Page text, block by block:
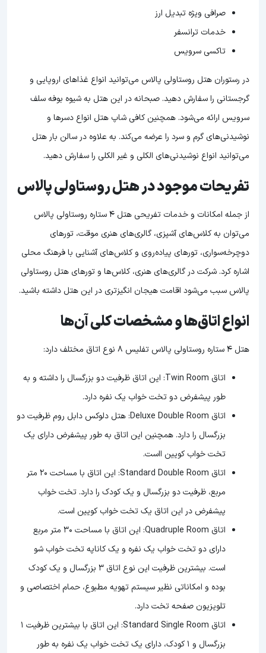
صرافی ویژه تبدیل ارز
خدمات ترانسفر
تاکسی سرویس
در رستوران هتل روستاولی پالاس می‌توانید انواع غذاهای اروپایی و
گرجستانی را سفارش دهید. صبحانه در این هتل به شیوه بوفه سلف
سرویس ارائه می‌شود. همچنین کافی شاپ هتل انواع دسرها و
نوشیدنی‌های گرم و سرد را عرضه می‌کند. به علاوه در سالن بار هتل
می‌توانید انواع نوشیدنی‌های الکلی و غیر الکلی را سفارش دهید.
تفریحات موجود در هتل روستاولی پالاس
از جمله امکانات و خدمات تفریحی هتل 4 ستاره روستاولی پالاس
می‌توان به کلاس‌های آشپزی، گالری‌های هنری موقت، تورهای
دوچرخه‌سواری، تورهای پیاده‌روی و کلاس‌های آشنایی با فرهنگ محلی
اشاره کرد. شرکت در گالری‌های هنری، کلاس‌ها و تورهای هتل روستاولی
پالاس سبب می‌شود اقامت هیجان انگیزتری در این هتل داشته باشید.
انواع اتاق‌ها و مشخصات کلی آن‌ها
هتل 4 ستاره روستاولی پالاس تفلیس 8 نوع اتاق مختلف دارد:
اتاق Twin Room: این اتاق ظرفیت دو بزرگسال را داشته و به
طور پیشفرض دو تخت خواب یک نفره دارد.
اتاق Deluxe Double Room: هتل دلوکس دابل روم ظرفیت دو
بزرگسال را دارد. همچنین این اتاق به طور پیشفرض دارای یک
تخت خواب کویین ااست.
اتاق Standard Double Room: این اتاق با مساحت 20 متر
مربع، ظرفیت دو بزرگسال و یک کودک را دارد. تخت خواب
پیشفرض در این اتاق یک تخت خواب کویین است.
اتاق Quadruple Room: این اتاق با مساحت 30 متر مربع
دارای دو تخت خواب یک نفره و یک کاناپه تخت خواب شو
است. بیشترین ظرفیت این نوع اتاق 3 بزرگسال و یک کودک
بوده و امکاناتی نظیر سیستم تهویه مطبوع، حمام اختصاصی و
تلویزیون صفحه تخت دارد.
اتاق Standard Single Room: این اتاق با بیشترین ظرفیت 1
بزرگسال و 1 کودک، دارای یک تخت خواب یک نفره به طور